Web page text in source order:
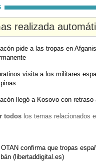
realizada
pide a las tropas en
visita a los militares
llegó a Kosovo con
todos los temas relacionados
OTAN confirma que tropas
(libertaddigital.es)